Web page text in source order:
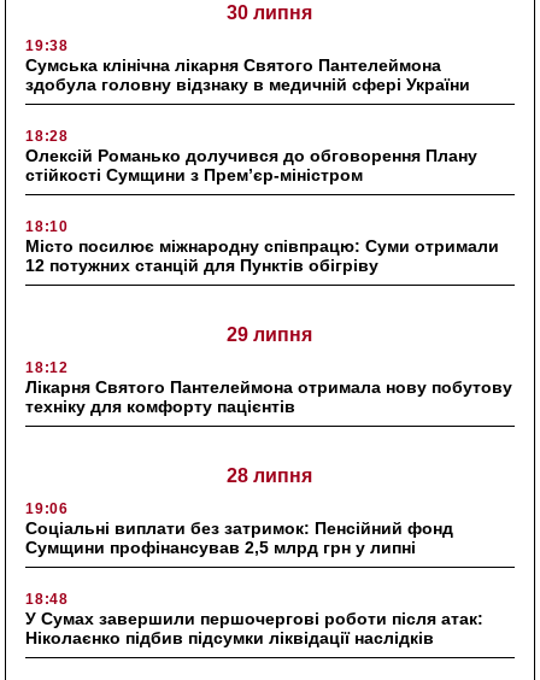
30 липня
19:38
Сумська клінічна лікарня Святого Пантелеймона
здобула головну відзнаку в медичній сфері України
18:28
Олексій Романько долучився до обговорення Плану
стійкості Сумщини з Прем’єр-міністром
18:10
Місто посилює міжнародну співпрацю: Суми отримали
12 потужних станцій для Пунктів обігріву
29 липня
18:12
Лікарня Святого Пантелеймона отримала нову побутову
техніку для комфорту пацієнтів
28 липня
19:06
Соціальні виплати без затримок: Пенсійний фонд
Сумщини профінансував 2,5 млрд грн у липні
18:48
У Сумах завершили першочергові роботи після атак:
Ніколаєнко підбив підсумки ліквідації наслідків